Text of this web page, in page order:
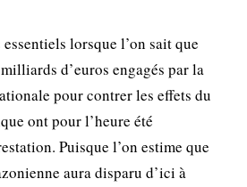
lorsque l’on sait que
d’euros engagés par la
pour contrer les effets du
ont pour l’heure été
Puisque l’on estime que
aura disparu d’ici à